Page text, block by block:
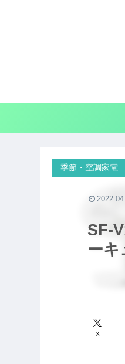
SF-
ーキ
季節・空調家電
X